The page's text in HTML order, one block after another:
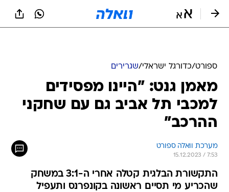
ספורט/כדורגל ישראלי/שגרירים
מאמן גנט: "היינו מפסידים
למכבי תל אביב גם עם שחקני
ההרכב"
מערכת וואלה ספורט
15.12.2023 / 7:53
התקשורת הבלגית קטלה אחרי ה-3:1 במשחק
שהכריע מי תסיים ראשונה בקונפרנס ותעפיל